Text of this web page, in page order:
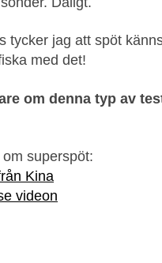
tycker jag att spöt
med det!
om denna typ av
superspöt:
Kina
videon